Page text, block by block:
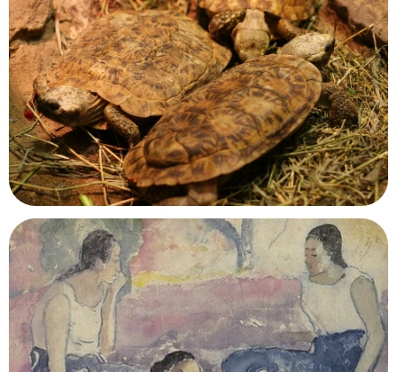
Musée d'Art et d'Histoire de Granville
Granville, Manche